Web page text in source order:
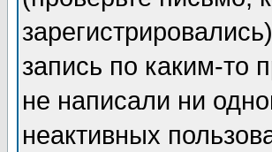
запись по каким-то
не написали ни
неактивных